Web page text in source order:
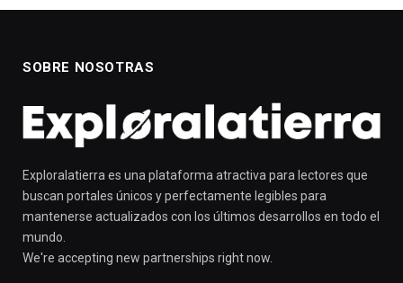
SOBRE NOSOTRAS
Exploralatierra es una plataforma atractiva para lectores que
buscan portales únicos y perfectamente legibles para
mantenerse actualizados con los últimos desarrollos en todo el
mundo.
We're accepting new partnerships right now.